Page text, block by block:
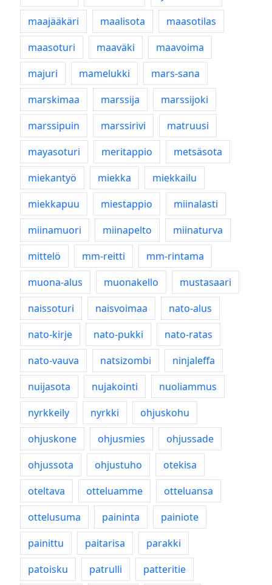
maajääkäri
maalisota
maasotilas
maasoturi
maaväki
maavoima
majuri
mamelukki
mars-sana
marskimaa
marssija
marssijoki
marssipuin
marssirivi
matruusi
mayasoturi
meritappio
metsäsota
miekantyö
miekka
miekkailu
miekkapuu
miestappio
miinalasti
miinamuori
miinapelto
miinaturva
mittelö
mm-reitti
mm-rintama
muona-alus
muonakello
mustasaari
naissoturi
naisvoimaa
nato-alus
nato-kirje
nato-pukki
nato-ratas
nato-vauva
natsizombi
ninjaleffa
nuijasota
nujakointi
nuoliammus
nyrkkeily
nyrkki
ohjuskohu
ohjuskone
ohjusmies
ohjussade
ohjussota
ohjustuho
otekisa
oteltava
otteluamme
otteluansa
ottelusuma
paininta
painiote
painittu
paitarisa
parakki
patoisku
patrulli
patteritie